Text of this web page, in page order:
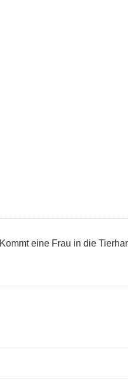
Kommt eine Frau in die